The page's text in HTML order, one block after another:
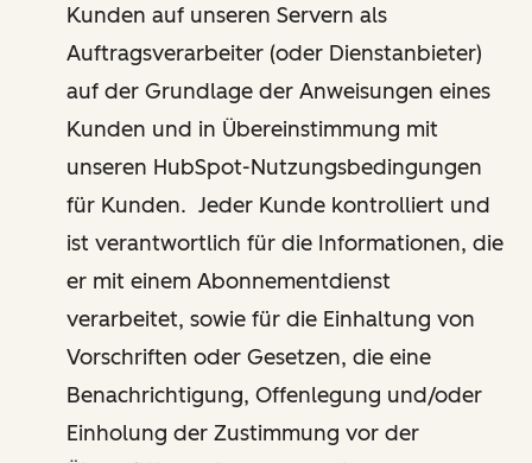
Kunden auf unseren Servern als
Auftragsverarbeiter (oder Dienstanbieter)
auf der Grundlage der Anweisungen eines
Kunden und in Übereinstimmung mit
unseren HubSpot-Nutzungsbedingungen
für Kunden. Jeder Kunde kontrolliert und
ist verantwortlich für die Informationen, die
er mit einem Abonnementdienst
verarbeitet, sowie für die Einhaltung von
Vorschriften oder Gesetzen, die eine
Benachrichtigung, Offenlegung und/oder
Einholung der Zustimmung vor der